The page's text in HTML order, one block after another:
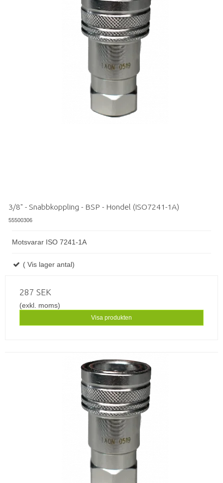
3/8" - Snabbkoppling - BSP - Hondel (ISO7241-1A)
55500306
Motsvarar ISO 7241-1A
( Vis lager antal)
287 SEK
(exkl. moms)
Visa produkten